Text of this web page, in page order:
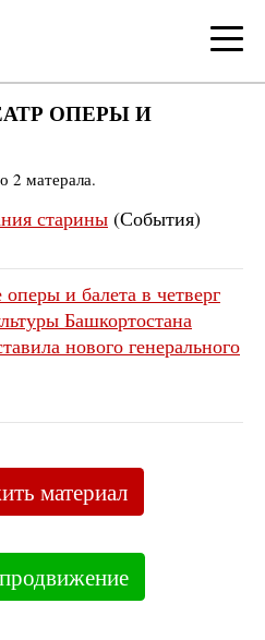
ОПЕРЫ И
2 матерала.
старины (События)
и балета в четверг
Башкортостана
нового генерального
материал
продвижение